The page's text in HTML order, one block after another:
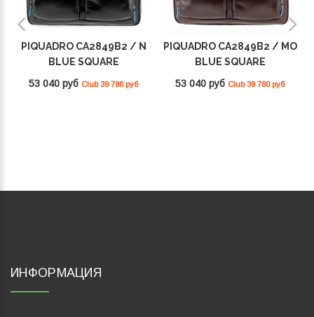
PIQUADRO CA2849B2 / N
BLUE SQUARE
53 040 руб Club 39 780 руб
PIQUADRO CA2849B2 / MO
BLUE SQUARE
53 040 руб Club 39 780 руб
ИНФОРМАЦИЯ